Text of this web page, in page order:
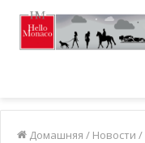
Домашняя / Новости /